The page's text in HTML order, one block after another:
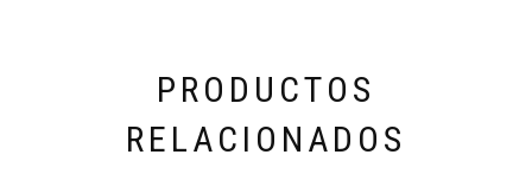
PRODUCTOS
RELACIONADOS